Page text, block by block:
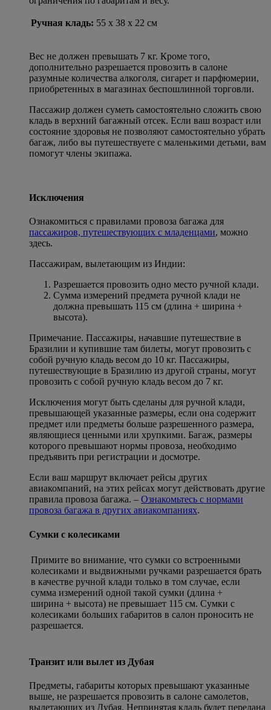
Ручная кладь: 55 x 38 x 22 см
Вес не должен превышать 7 кг. Кроме того,
дополнительно разрешается провозить в салоне
разумные количества алкоголя, сигарет и парфюмерии,
приобретенных в магазинах беспошлинной торговли.
Пассажир должен суметь самостоятельно сложить свою
кладь в верхний багажный отсек. Если ваш возраст или
состояние здоровья не позволяют самостоятельно убрать
багаж, либо вы путешествуете с маленькими детьми, вам
помогут члены экипажа.
Исключения
Ознакомиться с правилами провоза багажа для
пассажиров, путешествующих с младенцами, можно
здесь.
Пассажирам, вылетающим из Индии:
Разрешается провозить одно место ручной клади.
Сумма измерений предмета ручной клади не
должна превышать 115 см (длина + ширина +
высота).
Примечание. Пассажиры, начавшие путешествие в
Бразилии и купившие там билеты, могут провозить с
собой ручную кладь весом до 10 кг. Пассажиры,
путешествующие в Бразилию из другой страны, могут
провозить с собой ручную кладь весом до 7 кг.
Исключения могут быть сделаны для ручной клади,
превышающей указанные размеры, если она содержит
предмет или предметы больше разрешенного размера,
являющиеся ценными или хрупкими. Багаж, размеры
которого превышают нормы провоза, необходимо
предъявить при регистрации и досмотре.
Если ваш маршрут включает рейсы других
авиакомпаний, на этих рейсах могут действовать другие
правила провоза багажа. – Ознакомьтесь с нормами
провоза багажа в других авиакомпаниях.
Сумки с колесиками
Примите во внимание, что сумки со встроенными
колесиками и выдвижными ручками разрешается брать
в качестве ручной клади только в том случае, если
сумма измерений одной такой сумки (длина +
ширина + высота) не превышает 115 см. Сумки с
колесиками больших габаритов в салон проносить не
разрешается.
Транзит или вылет из Дубая
Предметы, габариты которых превышают указанные
выше, не разрешается провозить в салоне самолетов,
вылетающих из Дубая. Непринятая кладь будет передана